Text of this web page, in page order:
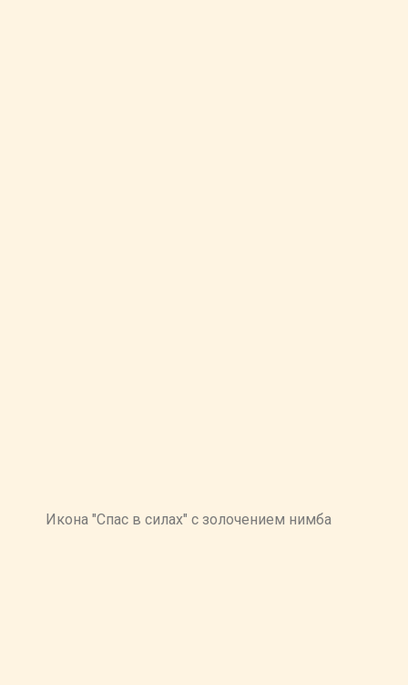
Икона "Спас в силах" с золочением нимба